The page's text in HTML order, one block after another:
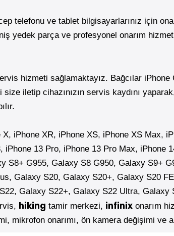
telefonu ve tablet bilgisayarlarınız için
yedek parça ve profesyonel onarım
hizmeti sağlamaktayız. Bağcılar
iletip cihazınızın servis kaydını
iPhone XR, iPhone XS, iPhone XS Max,
iPhone 13 Pro, iPhone 13 Pro Max, iPhone
S8+ G955, Galaxy S8 G950, Galaxy S9+
Galaxy S20, Galaxy S20+, Galaxy S20
Galaxy S22+, Galaxy S22 Ultra, Galaxy
hiking tamir merkezi, infinix onarım
mikrofon onarımı, ön kamera değişimi ve